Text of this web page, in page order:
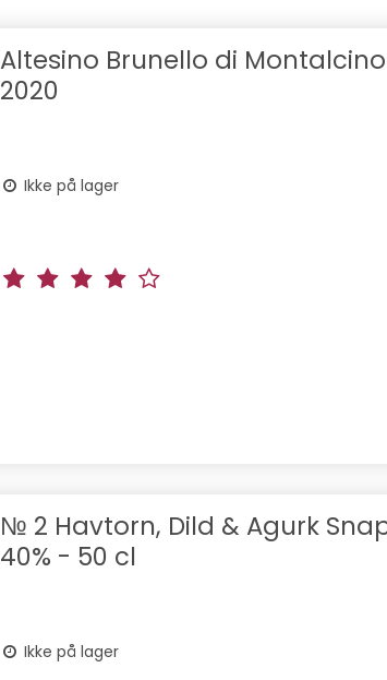
Altesino Brunello di Montalcino
2020
Ikke på lager
№ 2 Havtorn, Dild & Agurk
40% - 50 cl
Ikke på lager